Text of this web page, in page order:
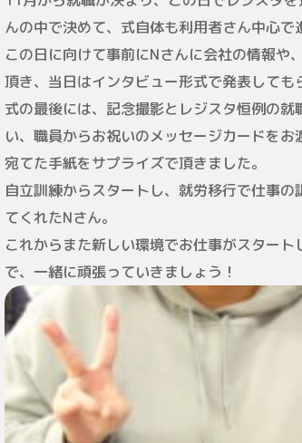
んの中で決めて、式自体も利用者さん中心で
この日に向けて事前にNさんに会社の情報や
頂き、当日はインタビュー形式で発表しても
式の最後には、記念撮影とレジスタ恒例の
い、職員からお祝いのメッセージカードを
宛てた手紙をサプライズで頂きました。
自立訓練からスタートし、就労移行で仕事
てくれたNさん。
これからまた新しい環境でお仕事がスター
で、一緒に頑張っていきましょう！